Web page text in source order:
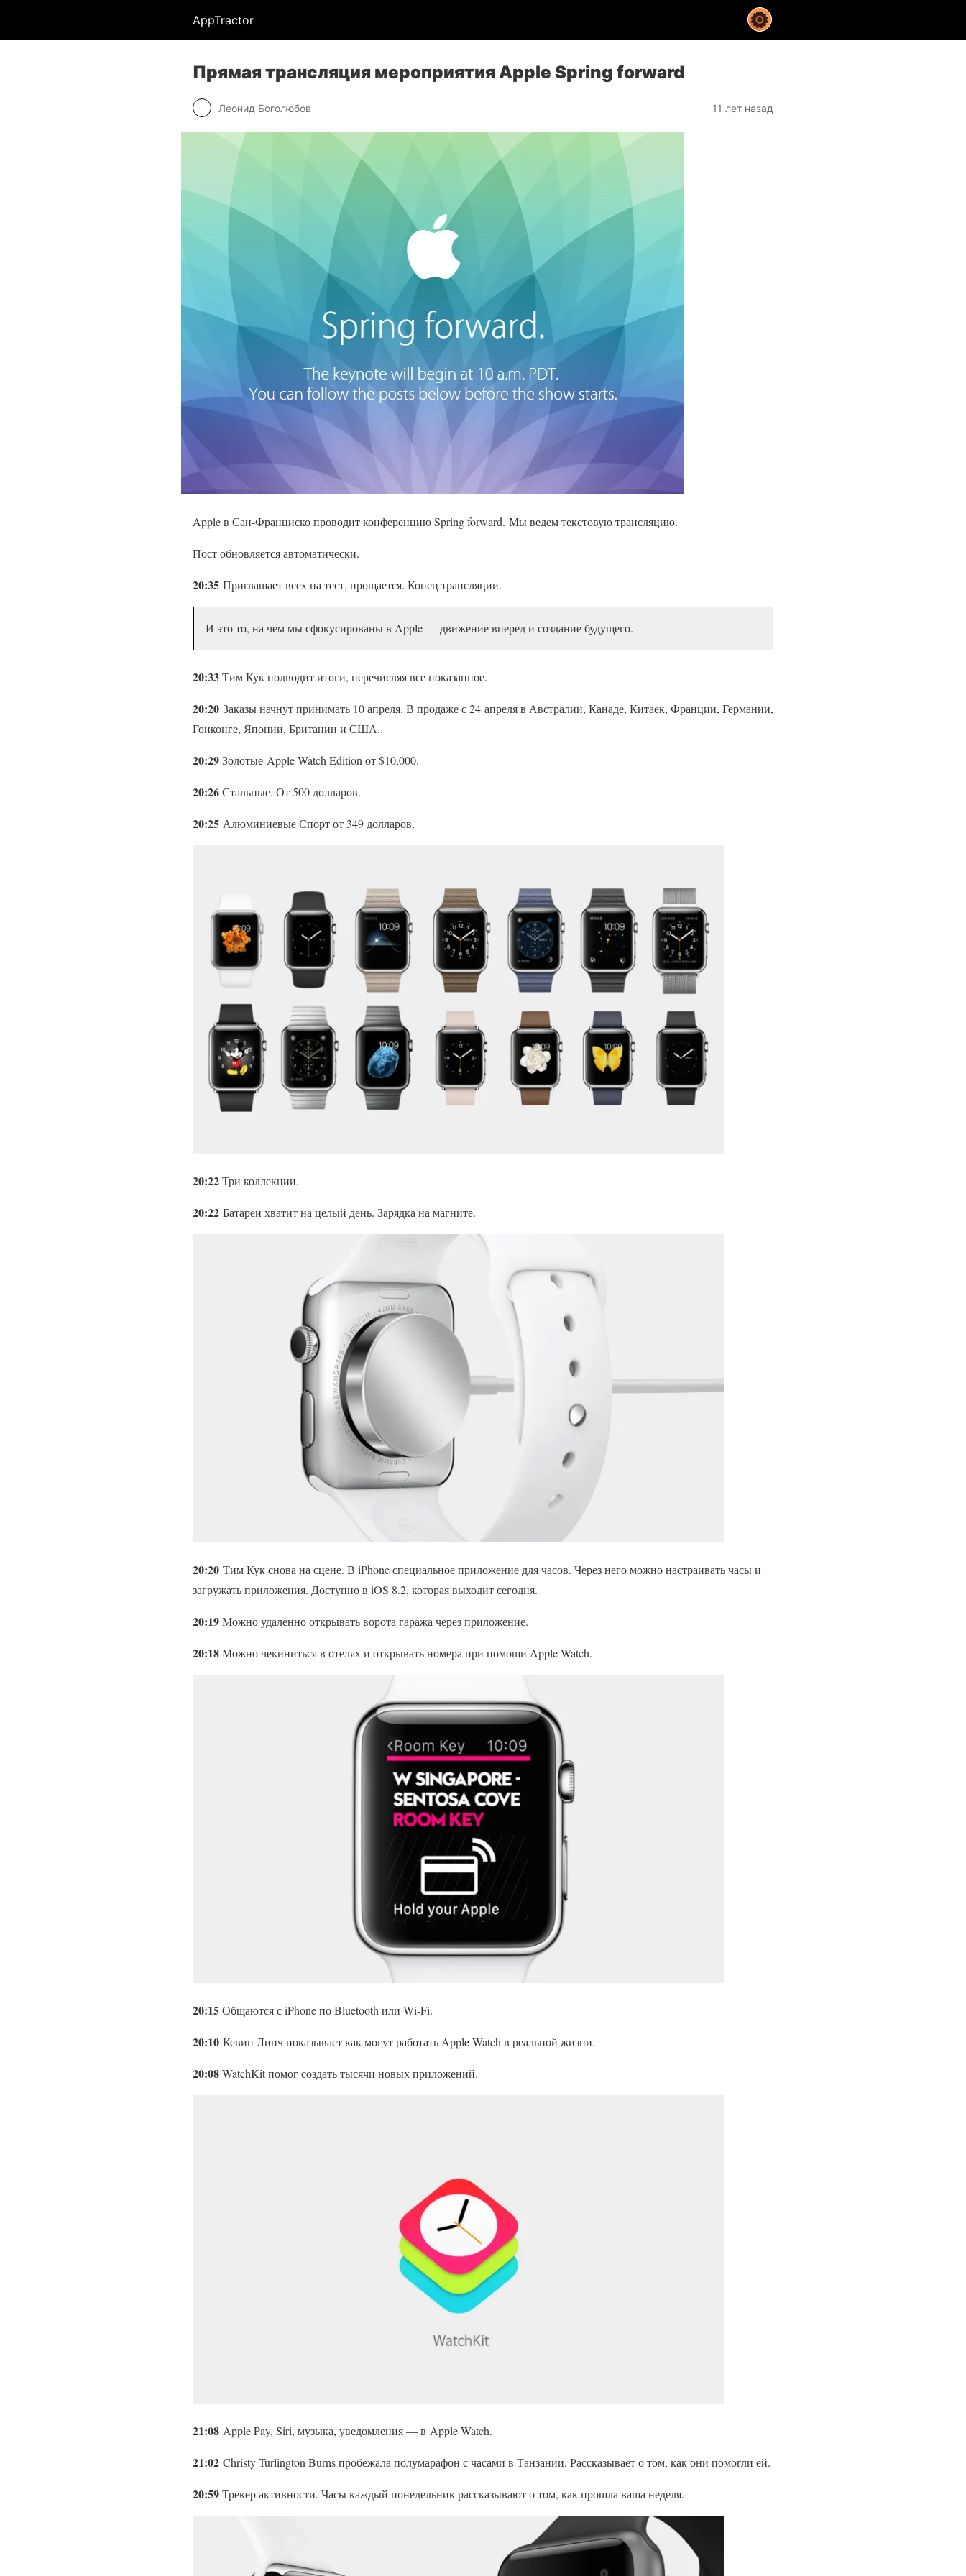
AppTractor
Прямая трансляция мероприятия Apple Spring forward
Леонид Боголюбов 11 лет назад
Apple в Сан-Франциско проводит конференцию Spring forward. Мы ведем текстовую трансляцию.
Пост обновляется автоматически.
20:35 Приглашает всех на тест, прощается. Конец трансляции.
И это то, на чем мы сфокусированы в Apple — движение вперед и создание будущего.
20:33Тим Кук подводит итоги, перечисляя все показанное.
20:20 Заказы начнут принимать 10 апреля. В продаже с 24 апреля в Австралии, Канаде, Китаек, Франции, Германии,
Гонконге, Японии, Британии и США..
20:29Золотые Apple Watch Edition от $10,000.
20:26Стальные. От 500 долларов.
20:25 Алюминиевые Спорт от 349 долларов.
20:22Три коллекции.
20:22 Батареи хватит на целый день. Зарядка на магните.
20:20 Тим Кук снова на сцене. В iPhone специальное приложение для часов. Через него можно настраивать часы и
загружать приложения. Доступно в iOS 8.2, которая выходит сегодня.
20:19Можно удаленно открывать ворота гаража через приложение.
20:18Можно чекиниться в отелях и открывать номера при помощи Apple Watch.
20:15Общаются с iPhone по Bluetooth или Wi-Fi.
20:10 Кевин Линч показывает как могут работать Apple Watch в реальной жизни.
20:08WatchKit помог создать тысячи новых приложений.
21:08 Apple Pay, Siri, музыка, уведомления — в Apple Watch.
21:02 Christy Turlington Burns пробежала полумарафон с часами в Танзании. Рассказывает о том, как они помогли ей.
20:59Трекер активности. Часы каждый понедельник рассказывают о том, как прошла ваша неделя.